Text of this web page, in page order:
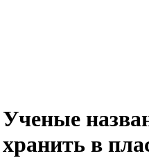
Ученые
хранить в